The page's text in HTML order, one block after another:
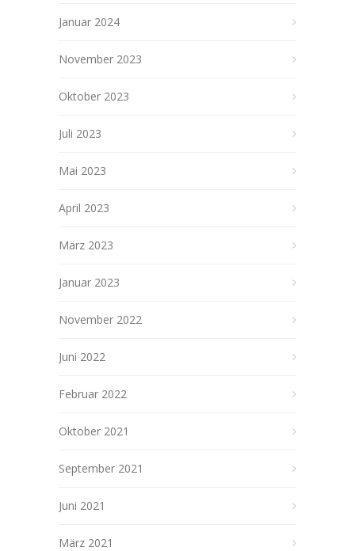
Januar 2024
November 2023
Oktober 2023
Juli 2023
Mai 2023
April 2023
März 2023
Januar 2023
November 2022
Juni 2022
Februar 2022
Oktober 2021
September 2021
Juni 2021
März 2021